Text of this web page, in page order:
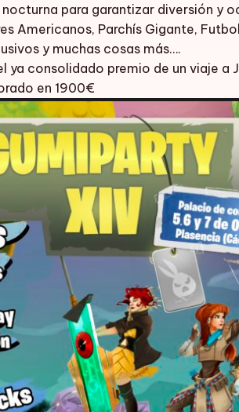
nocturna para garantizar diversión y
Americanos, Parchís Gigante,
y muchas cosas más….
ya consolidado premio de un viaje a
en 1900€